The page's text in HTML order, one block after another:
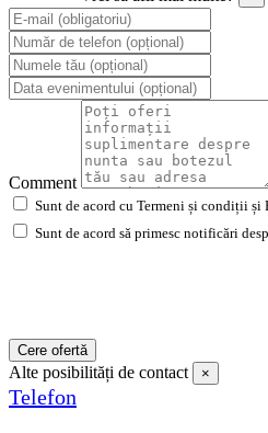
Comment
Sunt de acord cu Termeni și condiții
Sunt de acord să primesc notificări
Cere ofertă
Alte posibilități de contact ×
Telefon